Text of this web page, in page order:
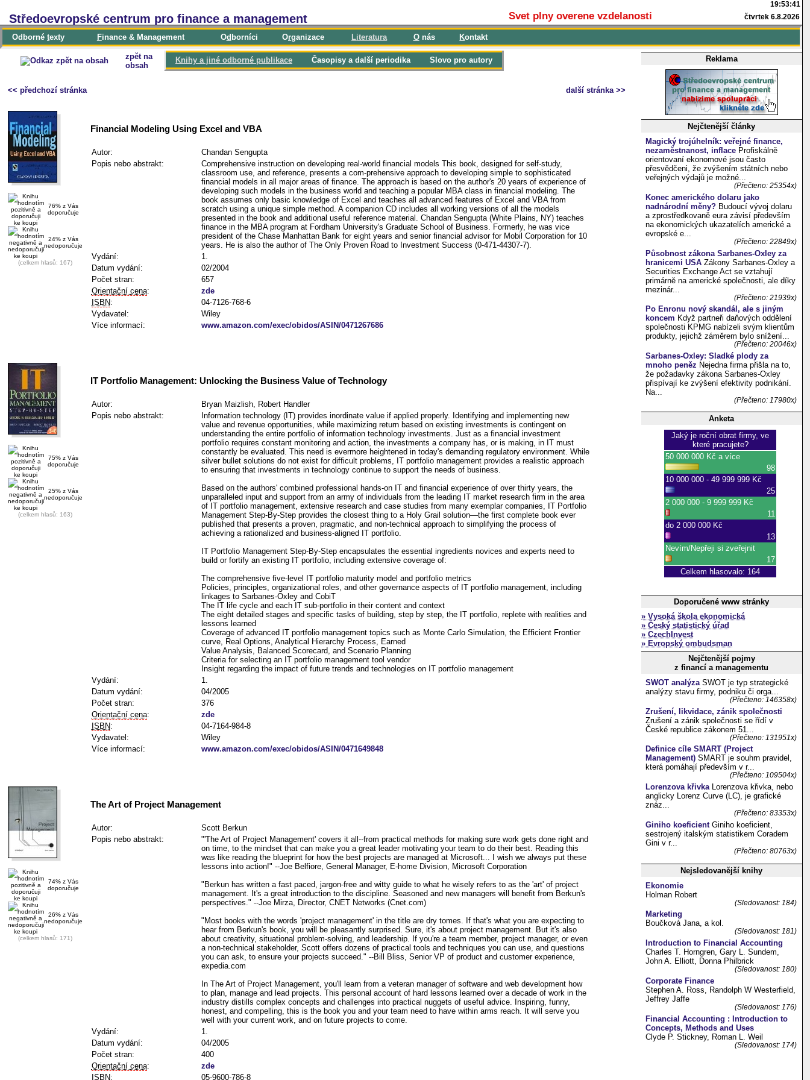
Středoevropské centrum pro finance a management Svet plny overene vzdelanosti čtvrtek 6.8.2026
Odborné texty Finance & Management Od borníci Organizace Literatura Onás Kontakt
zpět na
obsah
Knihy a jiné odborné publikace Časopisy a další periodika Slovo pro autory
<< předchozí stránka další stránka >>
76% z Vás
doporučuje
24% z Vás
nedoporučuje
(celkem hlasů: 167)
Financial Modeling Using Excel and VBA
Autor:
Chandan Sengupta
Popis nebo abstrakt:
Comprehensive instruction on developing real-world financial models This book, designed for self-study,
classroom use, and reference, presents a com-prehensive approach to developing simple to sophisticated
financial models in all major areas of finance. The approach is based on the author's 20 years of experience of
developing such models in the business world and teaching a popular MBA class in financial modeling. The
book assumes only basic knowledge of Excel and teaches all advanced features of Excel and VBA from
scratch using a unique simple method. A companion CD includes all working versions of all the models
presented in the book and additional useful reference material. Chandan Sengupta (White Plains, NY) teaches
finance in the MBA program at Fordham University's Graduate School of Business. Formerly, he was vice
president of the Chase Manhattan Bank for eight years and senior financial advisor for Mobil Corporation for 10
years. He is also the author of The Only Proven Road to Investment Success (0-471-44307-7).
Vydání:
1.
Datum vydání:
02/2004
Počet stran:
657
Orientační cena:
zde
ISBN:
04-7126-768-6
Vydavatel:
Wiley
Více informací:
www.amazon.com/exec/obidos/ASIN/0471267686
75% z Vás
doporučuje
25% z Vás
nedoporučuje
(celkem hlasů: 163)
IT Portfolio Management: Unlocking the Business Value of Technology
Autor:
Bryan Maizlish, Robert Handler
Popis nebo abstrakt:
Information technology (IT) provides inordinate value if applied properly. Identifying and implementing new
value and revenue opportunities, while maximizing return based on existing investments is contingent on
understanding the entire portfolio of information technology investments. Just as a financial investment
portfolio requires constant monitoring and action, the investments a company has, or is making, in IT must
constantly be evaluated. This need is evermore heightened in today's demanding regulatory environment. While
silver bullet solutions do not exist for difficult problems, IT portfolio management provides a realistic approach
to ensuring that investments in technology continue to support the needs of business.
Based on the authors' combined professional hands-on IT and financial experience of over thirty years, the
unparalleled input and support from an army of individuals from the leading IT market research firm in the area
of IT portfolio management, extensive research and case studies from many exemplar companies, IT Portfolio
Management Step-By-Step provides the closest thing to a Holy Grail solution—the first complete book ever
published that presents a proven, pragmatic, and non-technical approach to simplifying the process of
achieving a rationalized and business-aligned IT portfolio.
IT Portfolio Management Step-By-Step encapsulates the essential ingredients novices and experts need to
build or fortify an existing IT portfolio, including extensive coverage of:
The comprehensive five-level IT portfolio maturity model and portfolio metrics
Policies, principles, organizational roles, and other governance aspects of IT portfolio management, including
linkages to Sarbanes-Oxley and CobiT
The IT life cycle and each IT sub-portfolio in their content and context
The eight detailed stages and specific tasks of building, step by step, the IT portfolio, replete with realities and
lessons learned
Coverage of advanced IT portfolio management topics such as Monte Carlo Simulation, the Efficient Frontier
curve, Real Options, Analytical Hierarchy Process, Earned
Value Analysis, Balanced Scorecard, and Scenario Planning
Criteria for selecting an IT portfolio management tool vendor
Insight regarding the impact of future trends and technologies on IT portfolio management
Vydání:
1.
Datum vydání:
04/2005
Počet stran:
376
Orientační cena:
zde
ISBN:
04-7164-984-8
Vydavatel:
Wiley
Více informací:
www.amazon.com/exec/obidos/ASIN/0471649848
74% z Vás
doporučuje
26% z Vás
nedoporučuje
(celkem hlasů: 171)
The Art of Project Management
Autor:
Scott Berkun
Popis nebo abstrakt:
"'The Art of Project Management' covers it all--from practical methods for making sure work gets done right and
on time, to the mindset that can make you a great leader motivating your team to do their best. Reading this
was like reading the blueprint for how the best projects are managed at Microsoft... I wish we always put these
lessons into action!" --Joe Belfiore, General Manager, E-home Division, Microsoft Corporation
"Berkun has written a fast paced, jargon-free and witty guide to what he wisely refers to as the 'art' of project
management. It's a great introduction to the discipline. Seasoned and new managers will benefit from Berkun's
perspectives." --Joe Mirza, Director, CNET Networks (Cnet.com)
"Most books with the words 'project management' in the title are dry tomes. If that's what you are expecting to
hear from Berkun's book, you will be pleasantly surprised. Sure, it's about project management. But it's also
about creativity, situational problem-solving, and leadership. If you're a team member, project manager, or even
a non-technical stakeholder, Scott offers dozens of practical tools and techniques you can use, and questions
you can ask, to ensure your projects succeed." --Bill Bliss, Senior VP of product and customer experience,
expedia.com
In The Art of Project Management, you'll learn from a veteran manager of software and web development how
to plan, manage and lead projects. This personal account of hard lessons learned over a decade of work in the
industry distills complex concepts and challenges into practical nuggets of useful advice. Inspiring, funny,
honest, and compelling, this is the book you and your team need to have within arms reach. It will serve you
well with your current work, and on future projects to come.
Vydání:
1.
Datum vydání:
04/2005
Počet stran:
400
Orientační cena:
zde
ISBN: 05-9600-786-8
Reklama
Nejčtenější články
Magický trojúhelník: veřejné finance,
nezaměstnanost, inflaceProfiskálně
orientovaní ekonomové jsou často
přesvědčeni, že zvýšením státních nebo
veřejných výdajů je možné...
(Přečteno: 25354x)
Konec amerického dolaru jako
nadnárodní měny?Budoucí vývoj dolaru
a zprostředkovaně eura závisí především
na ekonomických ukazatelích americké a
evropské e...
(Přečteno: 22849x)
Působnost zákona Sarbanes-Oxley za
hranicemi USAZákony Sarbanes-Oxley a
Securities Exchange Act se vztahují
primárně na americké společnosti, ale díky
mezinár...
(Přečteno: 21939x)
Po Enronu nový skandál, ale s jiným
koncem Když partneři daňových oddělení
společnosti KPMG nabízeli svým klientům
produkty, jejichž záměrem bylo snížení...
(Přečteno: 20046x)
Sarbanes-Oxley: Sladké plody za
mnoho peněz Nejedna firma přišla na to,
že požadavky zákona Sarbanes-Oxley
přispívají ke zvýšení efektivity podnikání.
Na...
(Přečteno: 17980x)
Anketa
Doporučené www stránky
» Vysoká škola ekonomická
» Český statistický úřad
» CzechInvest
» Evropský ombudsman
Nejčtenější pojmy
z financí a managementu
SWOT analýzaSWOT je typ strategické
analýzy stavu firmy, podniku či orga...
(Přečteno: 146358x)
Zrušení, likvidace, zánik společnosti
Zrušení a zánik společnosti se řídí v
České republice zákonem 51...
(Přečteno: 131951x)
Definice cíle SMART (Project
Management)SMART je souhrn pravidel,
která pomáhají především v r...
(Přečteno: 109504x)
Lorenzova křivkaLorenzova křivka, nebo
anglicky Lorenz Curve (LC), je grafické
znáz...
(Přečteno: 83353x)
Giniho koeficientGiniho koeficient,
sestrojený italským statistikem Coradem
Gini v r...
(Přečteno: 80763x)
Nejsledovanější knihy
Ekonomie
Holman Robert
(Sledovanost: 184)
Marketing
Boučková Jana, a kol.
(Sledovanost: 181)
Introduction to Financial Accounting
Charles T. Horngren, Gary L. Sundem,
John A. Elliott, Donna Philbrick
(Sledovanost: 180)
Corporate Finance
Stephen A. Ross, Randolph W Westerfield,
Jeffrey Jaffe
(Sledovanost: 176)
Financial Accounting : Introduction to
Concepts, Methods and Uses
Clyde P. Stickney, Roman L. Weil
(Sledovanost: 174)